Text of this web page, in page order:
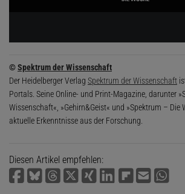
©Spektrum der Wissenschaft
Der Heidelberger Verlag Spektrum der Wissenschaft
Portals. Seine Online- und Print-Magazine, darunter
Wissenschaft«, »Gehirn&Geist« und »Spektrum – Die
aktuelle Erkenntnisse aus der Forschung.
Diesen Artikel empfehlen: